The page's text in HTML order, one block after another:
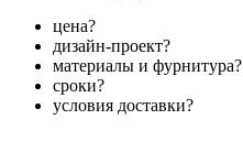
цена?
дизайн-проект?
материалы и фурнитура?
сроки?
условия доставки?